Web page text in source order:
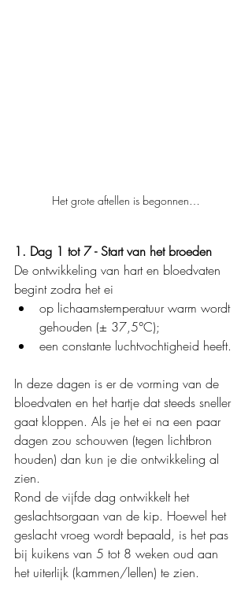
Het grote aftellen is begonnen…
1. Dag 1 tot 7 - Start van het broeden
De ontwikkeling van hart en bloedvaten
begint zodra het ei
op lichaamstemperatuur warm wordt
gehouden (± 37,5°C);
een constante luchtvochtigheid heeft.
In deze dagen is er de vorming van de
bloedvaten en het hartje dat steeds sneller
gaat kloppen. Als je het ei na een paar
dagen zou schouwen (tegen lichtbron
houden) dan kun je die ontwikkeling al
zien.
Rond de vijfde dag ontwikkelt het
geslachtsorgaan van de kip. Hoewel het
geslacht vroeg wordt bepaald, is het pas
bij kuikens van 5 tot 8 weken oud aan
het uiterlijk (kammen/lellen) te zien.